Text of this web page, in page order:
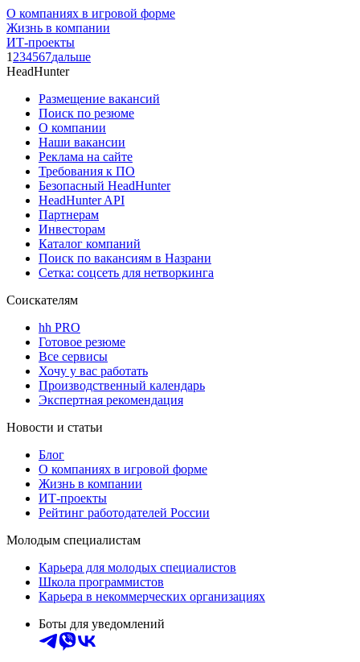
О компаниях в игровой форме
Жизнь в компании
ИТ-проекты
1 234567дальше
HeadHunter
Размещение вакансий
Поиск по резюме
О компании
Наши вакансии
Реклама на сайте
Требования к ПО
Безопасный HeadHunter
HeadHunter API
Партнерам
Инвесторам
Каталог компаний
Поиск по вакансиям в Назрани
Сетка: соцсеть для нетворкинга
Соискателям
hh PRO
Готовое резюме
Все сервисы
Хочу у вас работать
Производственный календарь
Экспертная рекомендация
Новости и статьи
Блог
О компаниях в игровой форме
Жизнь в компании
ИТ-проекты
Рейтинг работодателей России
Молодым специалистам
Карьера для молодых специалистов
Школа программистов
Карьера в некоммерческих организациях
Боты для уведомлений